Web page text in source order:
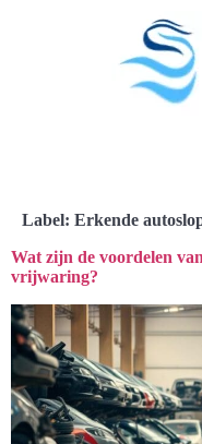
Label: Erkende
Wat zijn de voordelen
vrijwaring?